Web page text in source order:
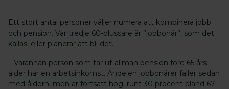
Ett stort antal personer väljer numera att kombinera jobb
och pension. Var tredje 60-plussare är ”jobbonär”, som det
kallas, eller planerar att bli det.
– Varannan person som tar ut allmän pension före 65 års
ålder har en arbetsinkomst. Andelen jobbonärer faller sedan
med åldern, men är fortsatt hög, runt 30 procent bland 67–